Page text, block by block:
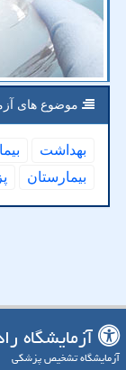
موضوع های
بهداشت
بیمارستان
آزمایشگاه
آزمایشگاه تشخیص پزشکی